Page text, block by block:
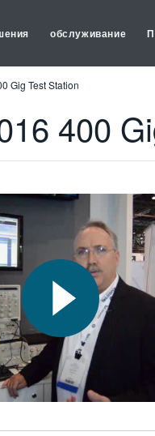
обслуживание
Gig Test Station
400